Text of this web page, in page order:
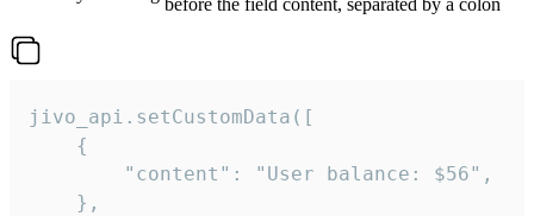
before the field content, separated by a colon
jivo_api.setCustomData([
    {
        "content": "User balance: $56",
    },